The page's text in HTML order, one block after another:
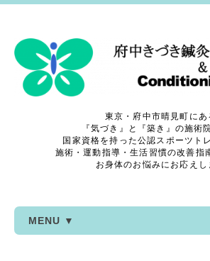
東京・府中市晴見町にあ
『気づき』と『築き』の施術
国家資格を持った公認スポーツト
施術・運動指導・生活習慣の改善指
お身体のお悩みにお応えし
MENU ▼